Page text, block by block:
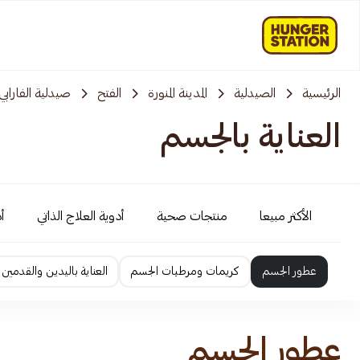
الرئيسية الصيدلية المدينة المنورة الفتح صيدلية الفارابي
العناية بالجسم
الأكثر مبيعا منتجات صحية أدوية العلاج الذاتي
عطور الجسم كريمات ومرطبات الجسم العناية باليدين والقدمين
عطور الجسم